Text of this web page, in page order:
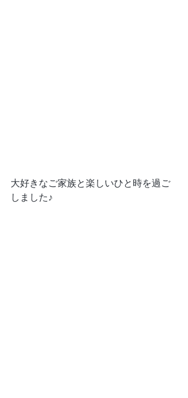
大好きなご家族と楽しいひと時を過ご
しました♪